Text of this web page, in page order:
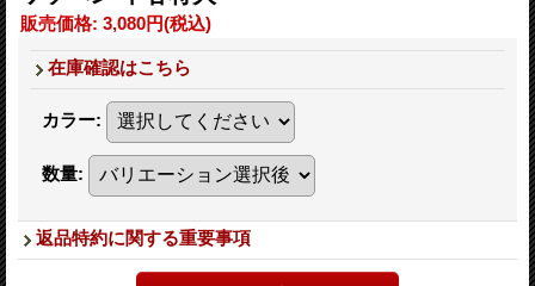
販売価格: 3,080円(税込)
在庫確認はこちら
カラー:
数量:
返品特約に関する重要事項